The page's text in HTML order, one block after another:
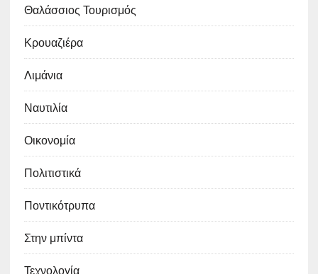
Θαλάσσιος Τουρισμός
Κρουαζιέρα
Λιμάνια
Ναυτιλία
Οικονομία
Πολιτιστικά
Ποντικότρυπα
Στην μπίντα
Τεχνολογία